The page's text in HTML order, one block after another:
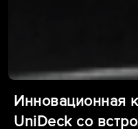
Инновационная
UniDeck со